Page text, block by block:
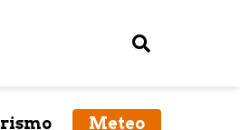
Meteo